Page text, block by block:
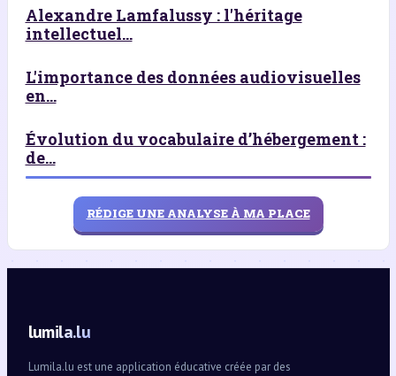
Alexandre Lamfalussy : l'héritage
intellectuel...
L'importance des données audiovisuelles
en...
Évolution du vocabulaire d’hébergement :
de...
RÉDIGE UNE ANALYSE À MA PLACE
lumila.lu
Lumila.lu est une application éducative créée par des